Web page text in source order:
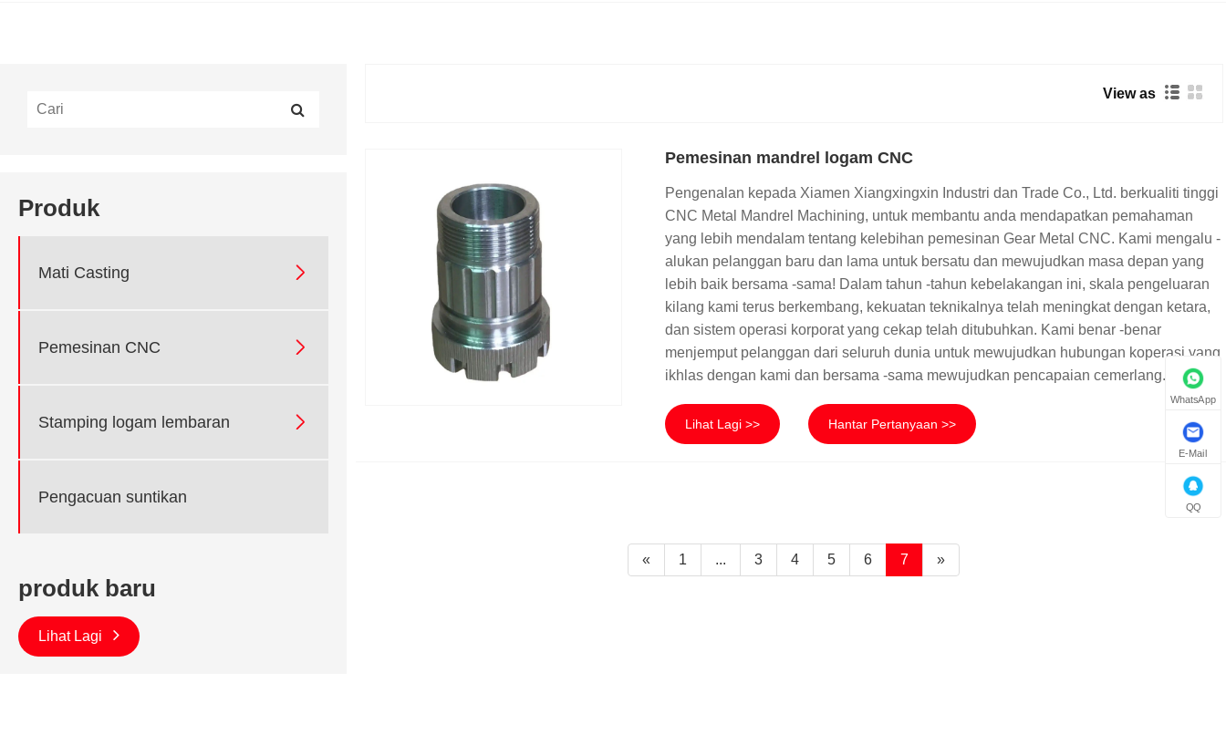
Produk
Mati Casting 
Pemesinan CNC 
Stamping logam lembaran 
Pengacuan suntikan
produk baru
Lihat Lagi
View as
Pemesinan mandrel logam CNC
Pengenalan kepada Xiamen Xiangxingxin Industri dan Trade Co., Ltd. berkualiti tinggi
CNC Metal Mandrel Machining, untuk membantu anda mendapatkan pemahaman
yang lebih mendalam tentang kelebihan pemesinan Gear Metal CNC. Kami mengalu -
alukan pelanggan baru dan lama untuk bersatu dan mewujudkan masa depan yang
lebih baik bersama -sama! Dalam tahun -tahun kebelakangan ini, skala pengeluaran
kilang kami terus berkembang, kekuatan teknikalnya telah meningkat dengan ketara,
dan sistem operasi korporat yang cekap telah ditubuhkan. Kami benar -benar
menjemput pelanggan dari seluruh dunia untuk mewujudkan hubungan koperasi yang
ikhlas dengan kami dan bersama -sama mewujudkan pencapaian cemerlang.
Lihat Lagi >> Hantar Pertanyaan >>
« 1 ... 3 4 5 6 7 »
WhatsApp
E-Mail
QQ